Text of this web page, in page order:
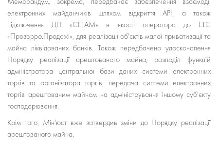
електронних майданчиків шляхом відкриття API, а також
підключення ДП «СЕТАМ» в якості оператора до ЕТС
«Прозорро.Продажі», для реалізації об'єктів малої приватизації та
майна ліквідованих банків. Також передбачено удосконалення
Порядку реалізації арештованого майна, розподіл функцій
адміністратора центральної бази даних системи електронних
торгів та організатора торгів, передача системи електронних
торгів арештованим майном на адміністрування іншому суб'єкту
господарювання.
Крім того, Мін'юст вже затвердив зміни до Порядку реалізації
арештованого майна.